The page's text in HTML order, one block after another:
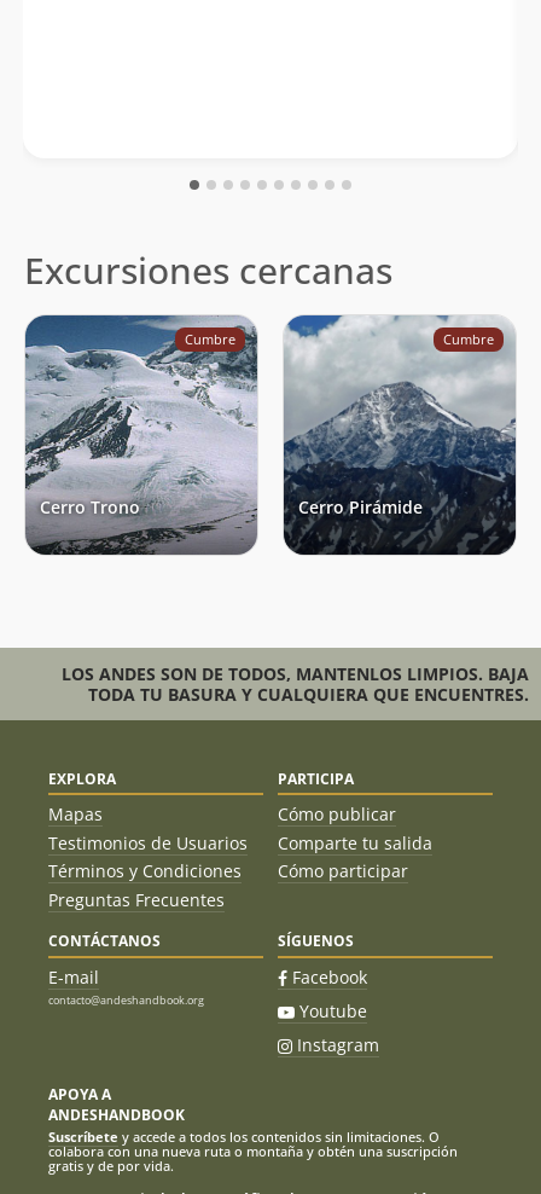
Excursiones cercanas
Cumbre
Cerro Trono
Cumbre
Cerro Pirámide
LOS ANDES SON DE TODOS, MANTENLOS LIMPIOS. BAJA
TODA TU BASURA Y CUALQUIERA QUE ENCUENTRES.
EXPLORA
Mapas
Testimonios de Usuarios
Términos y Condiciones
Preguntas Frecuentes
PARTICIPA
Cómo publicar
Comparte tu salida
Cómo participar
CONTÁCTANOS
E-mail
contacto@andeshandbook.org
SÍGUENOS
Facebook
Youtube
Instagram
APOYA A
ANDESHANDBOOK
Suscríbete y accede a todos los contenidos sin limitaciones. O
colabora con una nueva ruta o montaña y obtén una suscripción
gratis y de por vida.